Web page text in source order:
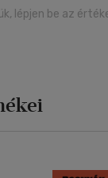
lépjen be az